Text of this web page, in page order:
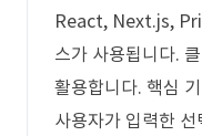
React, Next.js,
스가 사용됩니다.
활용합니다. 핵심
사용자가 입력한